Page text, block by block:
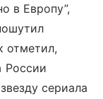
в Европу”,
отметил,
России
сериала